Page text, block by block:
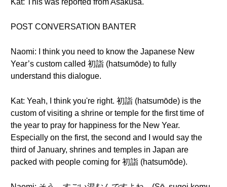
Kat: This was reported from Asakusa.
POST CONVERSATION BANTER
Naomi: I think you need to know the Japanese New
Year’s custom called 初詣 (hatsumōde) to fully
understand this dialogue.
Kat: Yeah, I think you're right. 初詣 (hatsumōde) is the
custom of visiting a shrine or temple for the first time of
the year to pray for happiness for the New Year.
Especially on the first, the second and I would say the
third of January, shrines and temples in Japan are
packed with people coming for 初詣 (hatsumōde).